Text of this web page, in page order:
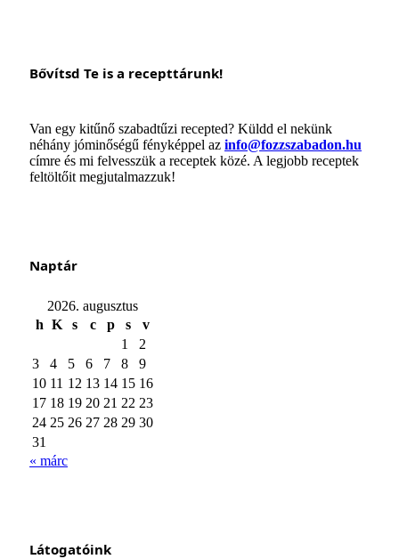
Bővítsd Te is a recepttárunk!
Van egy kitűnő szabadtűzi recepted? Küldd el nekünk
néhány jóminőségű fényképpel az info@fozzszabadon.hu
címre és mi felvesszük a receptek közé. A legjobb receptek
feltöltőit megjutalmazzuk!
Naptár
2026. augusztus
h K s c p s
v
1
2
3
4 5 6 7 8
9
10 11 12 13 14 15 16
17 18 19 20 21 22 23
24 25 26 27 28 29 30
31
« márc
Látogatóink